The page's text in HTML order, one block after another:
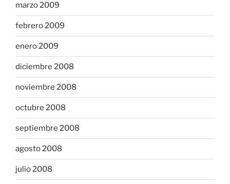
marzo 2009
febrero 2009
enero 2009
diciembre 2008
noviembre 2008
octubre 2008
septiembre 2008
agosto 2008
julio 2008